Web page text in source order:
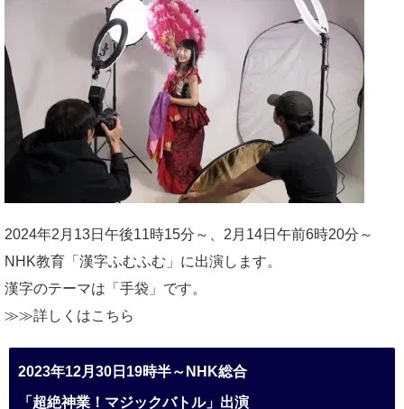
2024年2月13日午後11時15分～、2月14日午前6時20分～
NHK教育「漢字ふむふむ」に出演します。
漢字のテーマは「手袋」です。
≫≫詳しくはこちら
2023年12月30日19時半～NHK総合
「超絶神業！マジックバトル」出演